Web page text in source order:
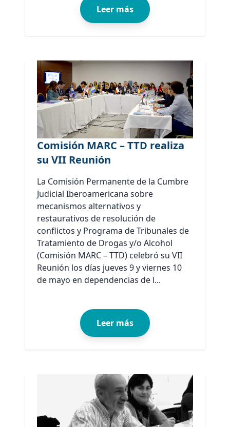
Leer más
Comisión MARC – TTD realiza
su VII Reunión
La Comisión Permanente de la Cumbre
Judicial Iberoamericana sobre
mecanismos alternativos y
restaurativos de resolución de
conflictos y Programa de Tribunales de
Tratamiento de Drogas y/o Alcohol
(Comisión MARC – TTD) celebró su VII
Reunión los días jueves 9 y viernes 10
de mayo en dependencias de l...
Leer más